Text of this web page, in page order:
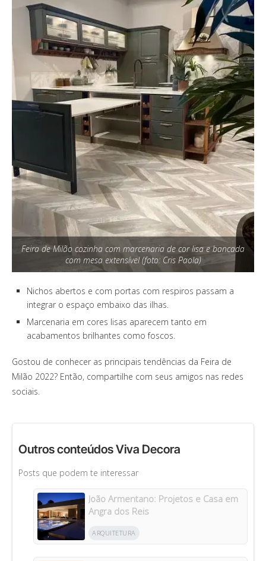
Feira de Milão cozinha com marcenaria de cor lisa e bancada
com mesa extensível (foto: Cris Paola)
Nichos abertos e com portas com respiros passam a
integrar o espaço embaixo das ilhas.
Marcenaria em cores lisas aparecem tanto em
acabamentos brilhantes como foscos.
Gostou de conhecer as principais tendências da Feira de
Milão 2022? Então, compartilhe com seus amigos nas redes
sociais.
Outros conteúdos Viva Decora
Posts que podem te interessar
João Armentano: Projetos e Casa em
Angra dos Reis
ARQUITETURA